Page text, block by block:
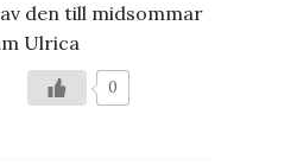
den till midsommar
Ulrica
0